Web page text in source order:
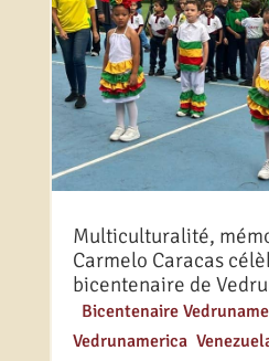
Multiculturalité,
Carmelo Caracas
bicentenaire de
Bicentenaire
Vedrunamerica,